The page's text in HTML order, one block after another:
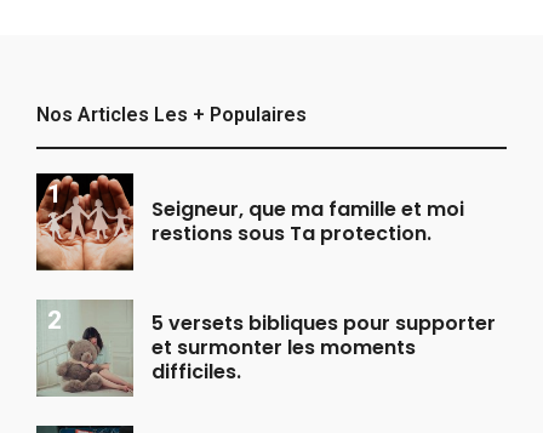
Nos Articles Les + Populaires
Seigneur, que ma famille et moi
restions sous Ta protection.
5 versets bibliques pour supporter
et surmonter les moments
difficiles.